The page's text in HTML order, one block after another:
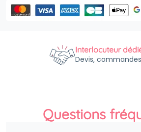
Interlocuteur
Devis,
Questions